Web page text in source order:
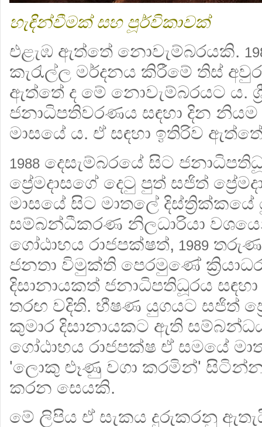
හැඳින්වීමක් සහ පූර්විකාවක්
එළැඹ ඇත්තේ නොවැම්බරයකි.
කැරැල්ල මර්දනය කිරීමේ තිස්
ඇත්තේ ද මේ නොවැම්බරයට ය.
ජනාධිපතිවරණය සඳහා දින
මාසයේ ය. ඒ සඳහා ඉතිරිව
1988 දෙසැම්බරයේ සිට
ප්‍රේමදාසගේ දෙටු පුත් සජිත්
මාසයේ සිට මාතලේ දිස්ත්‍රික්කයේ
සම්බන්ධීකරණ නිලධාරියා
ගෝඨාභය රාජපක්ෂත්, 1989 තරුණ
ජනතා විමුක්ති පෙරමුණේ
දිසානායකත් ජනාධිපතිධූරය
තරඟ වදිති. භීෂණ යුගයට සජිත්
කුමාර දිසානායකට ඇති
ගෝඨාභය රාජපක්ෂ ඒ සමයේ
'ලොකු ළූණු වගා කරමින්'
කරන සෙයකි.
මේ ලිපිය ඒ සැකය දුරුකරනු